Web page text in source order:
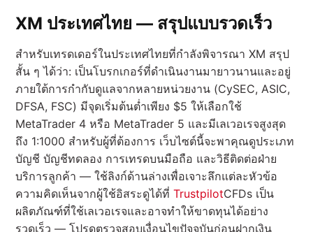
XM ประเทศไทย — สรุปแบบรวดเร็ว
สำหรับเทรดเดอร์ในประเทศไทยที่กำลังพิจารณา XM สรุป
สั้น ๆ ได้ว่า: เป็นโบรกเกอร์ที่ดำเนินงานมายาวนานและอยู่
ภายใต้การกำกับดูแลจากหลายหน่วยงาน (CySEC, ASIC,
DFSA, FSC) มีจุดเริ่มต้นต่ำเพียง $5 ให้เลือกใช้
MetaTrader 4 หรือ MetaTrader 5 และมีเลเวอเรจสูงสุด
ถึง 1:1000 สำหรับผู้ที่ต้องการ เว็บไซต์นี้จะพาคุณดูประเภท
บัญชี บัญชีทดลอง การเทรดบนมือถือ และวิธีติดต่อฝ่าย
บริการลูกค้า — ใช้ลิงก์ด้านล่างเพื่อเจาะลึกแต่ละหัวข้อ
ความคิดเห็นจากผู้ใช้อิสระดูได้ที่ TrustpilotCFDs เป็น
ผลิตภัณฑ์ที่ใช้เลเวอเรจและอาจทำให้ขาดทุนได้อย่าง
รวดเร็ว — โปรดตรวจสอบเงื่อนไขปัจจุบันก่อนฝากเงิน